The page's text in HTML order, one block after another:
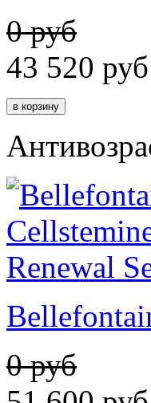
0 руб
43 520 руб
0 руб